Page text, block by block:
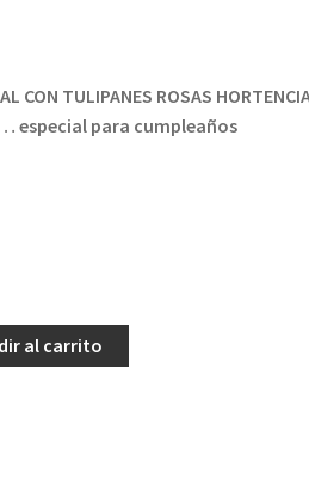
CON TULIPANES ROSAS
especial para cumpleaños
al carrito